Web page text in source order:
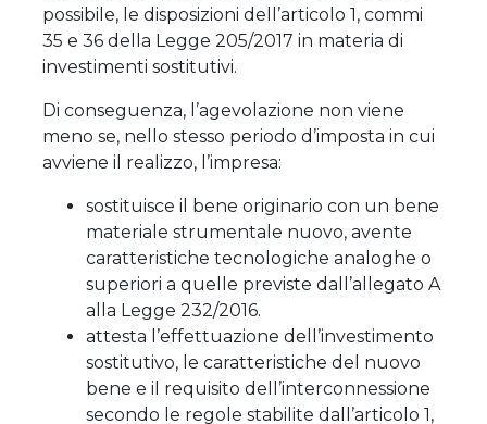
possibile, le disposizioni dell’articolo 1, commi
35 e 36 della Legge 205/2017 in materia di
investimenti sostitutivi.
Di conseguenza, l’agevolazione non viene
meno se, nello stesso periodo d’imposta in cui
avviene il realizzo, l’impresa:
sostituisce il bene originario con un bene
materiale strumentale nuovo, avente
caratteristiche tecnologiche analoghe o
superiori a quelle previste dall’allegato A
alla Legge 232/2016.
attesta l’effettuazione dell’investimento
sostitutivo, le caratteristiche del nuovo
bene e il requisito dell’interconnessione
secondo le regole stabilite dall’articolo 1,